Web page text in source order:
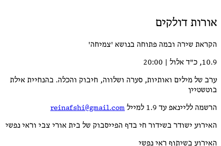
אורות דולקים
הקראת שירה ובמה פתוחה בנושא 'צמיחה'
10.9, כ"ד אלול | 20:00
ערב של מילים ואותיות, סערה ושלווה, חיבוק והכלה. בהנחיית אילת
בוטשטיין
הרשמה לליינאפ עד 1.9 למייל
reinafshi@gmail.com
האירוע ישודר בשידור חי בדף הפייסבוק של בית אורי צבי וראי נפשי
האירוע בשיתוף ראי נפשי